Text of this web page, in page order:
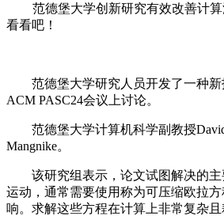
范德堡大学创新研究有效改善计
看看吧！
范德堡大学研究人员开发了一种新
ACM PASC24会议上讨论。
范德堡大学计算机科学副教授David
Mangnike。
该研究组表示，论文试图解决的主要
运动，通常需要使用称为可压缩欧拉
响。求解这些方程在计算上非常复杂